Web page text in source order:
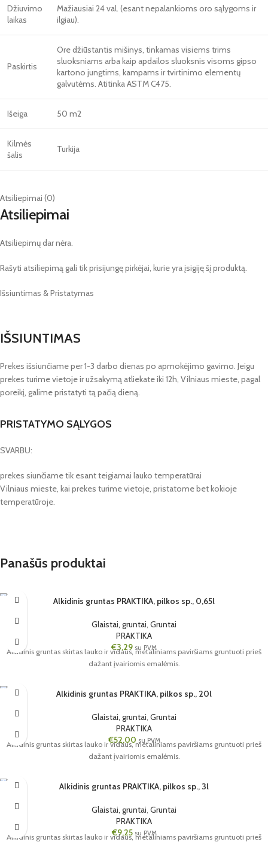
Džiuvimo
laikas
Mažiausiai 24 val. (esant nepalankioms oro sąlygoms ir
ilgiau).
Paskirtis
Ore džiūstantis mišinys, tinkamas visiems trims
sluoksniams arba kaip apdailos sluoksnis visoms gipso
kartono jungtims, kampams ir tvirtinimo elementų
galvutėms. Atitinka ASTM C475.
Išeiga 50 m2
Kilmės
šalis
Turkija
Atsiliepimai (0)
Atsiliepimai
Atsiliepimų dar nėra.
Rašyti atsiliepimą gali tik prisijungę pirkėjai, kurie yra įsigiję šį produktą.
Išsiuntimas & Pristatymas
IŠSIUNTIMAS
Prekes išsiunčiame per 1-3 darbo dienas po apmokėjimo gavimo. Jeigu
prekes turime vietoje ir užsakymą atliekate iki 12h, Vilniaus mieste, pagal
poreikį, galime pristatyti tą pačią dieną.
PRISTATYMO SĄLYGOS
SVARBU:
prekes siunčiame tik esant teigiamai lauko temperatūrai
Vilniaus mieste, kai prekes turime vietoje, pristatome bet kokioje
temperatūroje.
Panašūs produktai
PILKA
Alkidinis gruntas PRAKTIKA, pilkos sp., 0,65l
Glaistai, gruntai Gruntai
PRAKTIKA
€3,29 su PVM
Alkidinis gruntas skirtas lauko ir vidaus, metaliniams paviršiams gruntuoti prieš
dažant įvairiomis emalėmis.
PILKA
Alkidinis gruntas PRAKTIKA, pilkos sp., 20l
Glaistai, gruntai Gruntai
PRAKTIKA
€52,00 su PVM
Alkidinis gruntas skirtas lauko ir vidaus, metaliniams paviršiams gruntuoti prieš
dažant įvairiomis emalėmis.
PILKA
Alkidinis gruntas PRAKTIKA, pilkos sp., 3l
Glaistai, gruntai Gruntai
PRAKTIKA
€9,25 su PVM
Alkidinis gruntas skirtas lauko ir vidaus, metaliniams paviršiams gruntuoti prieš